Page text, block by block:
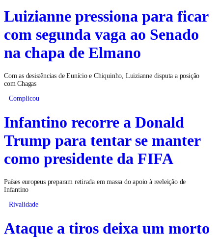
Luizianne pressiona para ficar
com segunda vaga ao Senado
na chapa de Elmano
Com as desistências de Eunício e Chiquinho, Luizianne disputa a posição
com Chagas
Complicou
Infantino recorre a Donald
Trump para tentar se manter
como presidente da FIFA
Países europeus preparam retirada em massa do apoio à reeleição de
Infantino
Rivalidade
Ataque a tiros deixa um morto